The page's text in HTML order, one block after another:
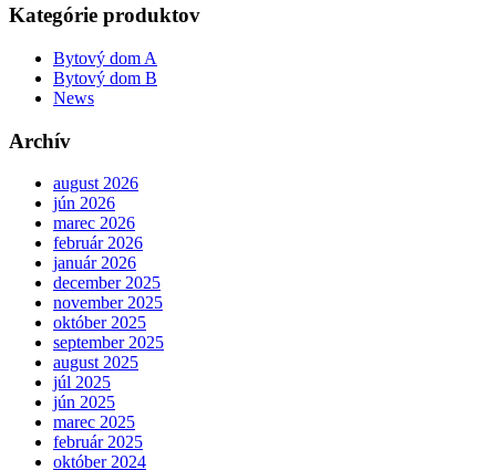
Kategórie produktov
Bytový dom A
Bytový dom B
News
Archív
august 2026
jún 2026
marec 2026
február 2026
január 2026
december 2025
november 2025
október 2025
september 2025
august 2025
júl 2025
jún 2025
marec 2025
február 2025
október 2024